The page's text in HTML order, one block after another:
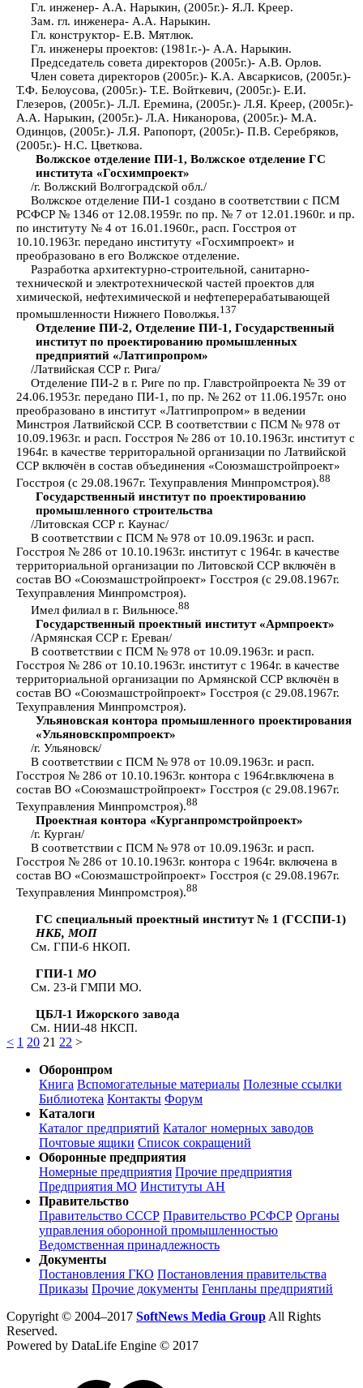
Гл. инженер- А.А. Нарыкин, (2005г.)- Я.Л. Креер.
Зам. гл. инженера- А.А. Нарыкин.
Гл. конструктор- Е.В. Мятлюк.
Гл. инженеры проектов: (1981г.-)- А.А. Нарыкин.
Председатель совета директоров (2005г.)- А.В. Орлов.
Член совета директоров (2005г.)- К.А. Авсаркисов, (2005г.)-
Т.Ф. Белоусова, (2005г.)- Т.Е. Войткевич, (2005г.)- Е.И.
Глезеров, (2005г.)- Л.Л. Еремина, (2005г.)- Л.Я. Креер, (2005г.)-
А.А. Нарыкин, (2005г.)- Л.А. Никанорова, (2005г.)- М.А.
Одинцов, (2005г.)- Л.Я. Рапопорт, (2005г.)- П.В. Серебряков,
(2005г.)- Н.С. Цветкова.
Волжское отделение ПИ-1, Волжское отделение ГС
института «Госхимпроект»
/г. Волжский Волгоградской обл./
Волжское отделение ПИ-1 создано в соответствии с ПСМ
РСФСР № 1346 от 12.08.1959г. по пр. № 7 от 12.01.1960г. и пр.
по институту № 4 от 16.01.1960г., расп. Госстроя от
10.10.1963г. передано институту «Госхимпроект» и
преобразовано в его Волжское отделение.
Разработка архитектурно-строительной, санитарно-
технической и электротехнической частей проектов для
химической, нефтехимической и нефтеперерабатывающей
промышленности Нижнего Поволжья.137
Отделение ПИ-2, Отделение ПИ-1, Государственный
институт по проектированию промышленных
предприятий «Латгипропром»
/Латвийская ССР г. Рига/
Отделение ПИ-2 в г. Риге по пр. Главстройпроекта № 39 от
24.06.1953г. передано ПИ-1, по пр. № 262 от 11.06.1957г. оно
преобразовано в институт «Латгипропром» в ведении
Минстроя Латвийской ССР. В соответствии с ПСМ № 978 от
10.09.1963г. и расп. Госстроя № 286 от 10.10.1963г. институт с
1964г. в качестве территоральной организации по Латвийской
ССР включён в состав объединения «Союзмашстройпроект»
Госстроя (с 29.08.1967г. Техуправления Минпромстроя).88
Государственный институт по проектированию
промышленного строительства
/Литовская ССР г. Каунас/
В соответствии с ПСМ № 978 от 10.09.1963г. и расп.
Госстроя № 286 от 10.10.1963г. институт с 1964г. в качестве
территориальной организации по Литовской ССР включён в
состав ВО «Союзмашстройпроект» Госстроя (с 29.08.1967г.
Техуправления Минпромстроя).
Имел филиал в г. Вильнюсе.88
Государственный проектный институт «Армпроект»
/Армянская ССР г. Ереван/
В соответствии с ПСМ № 978 от 10.09.1963г. и расп.
Госстроя № 286 от 10.10.1963г. институт с 1964г. в качестве
территориальной организации по Армянской ССР включён в
состав ВО «Союзмашстройпроект» Госстроя (с 29.08.1967г.
Техуправления Минпромстроя).
Ульяновская контора промышленного проектирования
«Ульяновскпромпроект»
/г. Ульяновск/
В соответствии с ПСМ № 978 от 10.09.1963г. и расп.
Госстроя № 286 от 10.10.1963г. контора с 1964г.включена в
состав ВО «Союзмашстройпроект» Госстроя (с 29.08.1967г.
Техуправления Минпромстроя).88
Проектная контора «Курганпромстройпроект»
/г. Курган/
В соответствии с ПСМ № 978 от 10.09.1963г. и расп.
Госстроя № 286 от 10.10.1963г. контора с 1964г. включена в
состав ВО «Союзмашстройпроект» Госстроя (с 29.08.1967г.
Техуправления Минпромстроя).88
ГС специальный проектный институт № 1 (ГССПИ-1)
НКБ, МОП
См. ГПИ-6 НКОП.
ГПИ-1 МО
См. 23-й ГМПИ МО.
ЦБЛ-1 Ижорского завода
См. НИИ-48 НКСП.
< 1 20 21 22 >
Оборонпром
Книга Вспомогательные материалы Полезные ссылки
Библиотека Контакты Форум
Каталоги
Каталог предприятий Каталог номерных заводов
Почтовые ящики Список сокращений
Оборонные предприятия
Номерные предприятия Прочие предприятия
Предприятия МО Институты АН
Правительство
Правительство СССР Правительство РСФСР Органы
управления оборонной промышленностью
Ведомственная принадлежность
Документы
Постановления ГКО Постановления правительства
Приказы Прочие документы Генпланы предприятий
Copyright © 2004–2017 SoftNews Media Group All Rights
Reserved.
Powered by DataLife Engine © 2017